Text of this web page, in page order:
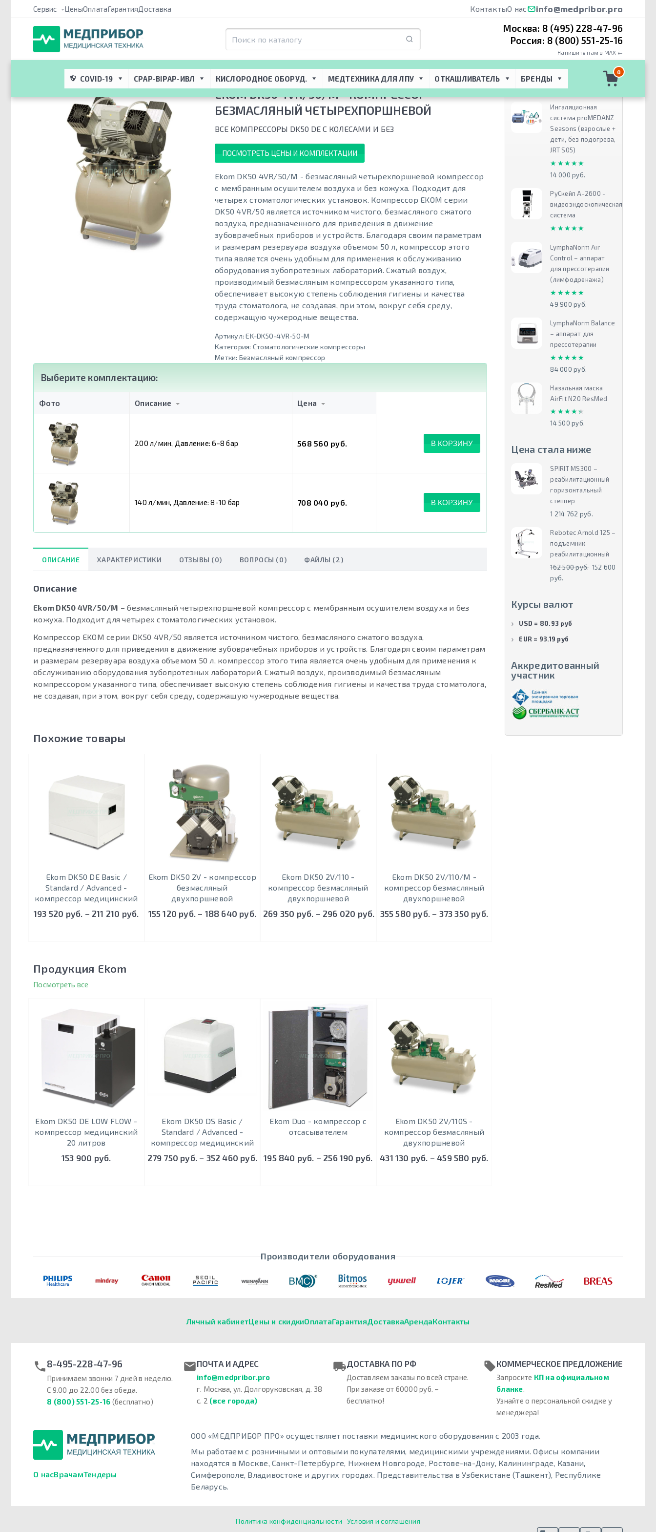
Сервис ЦеныОплатаГарантияДоставка КонтактыО нас info@medpribor.pro
Москва: 8 (495) 228-47-96
Россия: 8 (800) 551-25-16
Напишите нам в MAX ←
COVID-19 CPAP-BIPAP-ИВЛ КИСЛОРОДНОЕ ОБОРУД. МЕДТЕХНИКА ДЛЯ ЛПУ ОТКАШЛИВАТЕЛЬ БРЕНДЫ
0
четырехпоршневой
EKOM DK50 4VR/50/M - КOМПРECCOР
БЕЗМАСЛЯНЫЙ ЧЕТЫРЕХПОРШНЕВОЙ
ВСЕ КОМПРЕССОРЫ DK50 DЕ С КОЛЕСАМИ И БЕЗ
ПОСМОТРЕТЬ ЦЕНЫ И КОМПЛЕКТАЦИИ
Ekom DK50 4VR/50/M - безмасляный четырехпоршневой компрессор
с мембранным осушителем воздуха и без кожуха. Подходит для
четырех стоматологических установок. Компрессор EKOM серии
DK50 4VR/50 является источником чистого, безмасляного сжатого
воздуха, предназначенного для приведения в движение
зубоврачебных приборов и устройств. Благодаря своим параметрам
и размерам резервуара воздуха объемом 50 л, компрессор этого
типа является очень удобным для применения к обслуживанию
оборудования зубопротезных лабораторий. Сжатый воздух,
производимый безмасляным компрессором указанного типа,
обеспечивает высокую степень соблюдения гигиены и качества
труда стоматолога, не создавая, при этом, вокруг себя среду,
содержащую чужеродные вещества.
Артикул:EK-DK50-4VR-50-M
Категория: Стоматологические компрессоры
Метки: Безмасляный компрессор
Выберите комплектацию:
Фото Описание Цена
200 л/мин, Давление: 6-8 бар 568 560 руб. В КОРЗИНУ
140 л/мин, Давление: 8-10 бар 708 040 руб. В КОРЗИНУ
ОПИСАНИЕ ХАРАКТЕРИСТИКИ ОТЗЫВЫ (0) ВОПРОСЫ (0) ФАЙЛЫ (2)
Описание
Ekom DK50 4VR/50/M – безмасляный четырехпоршневой компрессор с мембранным осушителем воздуха и без
кожуха. Подходит для четырех стоматологических установок.
Компрессор EKOM серии DK50 4VR/50 является источником чистого, безмасляного сжатого воздуха,
предназначенного для приведения в движение зубоврачебных приборов и устройств. Благодаря своим параметрам
и размерам резервуара воздуха объемом 50 л, компрессор этого типа является очень удобным для применения к
обслуживанию оборудования зубопротезных лабораторий. Сжатый воздух, производимый безмасляным
компрессором указанного типа, обеспечивает высокую степень соблюдения гигиены и качества труда стоматолога,
не создавая, при этом, вокруг себя среду, содержащую чужеродные вещества.
Похожие товары
Ekom DK50 DE Basic /
Standard / Advanced -
компрессор медицинский
193 520 руб. – 211 210 руб.
Ekom DK50 2V - кoмпрeccoр
безмасляный
двухпоршневой
155 120 руб. – 188 640 руб.
Ekom DK50 2V/110 -
кoмпрeccoр безмасляный
двухпоршневой
269 350 руб. – 296 020 руб.
Ekom DK50 2V/110/M -
кoмпрeccoр безмасляный
двухпоршневой
355 580 руб. – 373 350 руб.
Продукция Ekom
Посмотреть все
Ekom DK50 DE LOW FLOW -
компрессор медицинский
20 литров
153 900 руб.
Ekom DK50 DS Basic /
Standard / Advanced -
компрессор медицинский
279 750 руб. – 352 460 руб.
Ekom Duo - кoмпрeccoр c
oтcacывaтeлeм
195 840 руб. – 256 190 руб.
Ekom DK50 2V/110S -
кoмпрeccoр безмасляный
двухпоршневой
431 130 руб. – 459 580 руб.
Рекомендуем
Ингаляционная
система proMEDANZ
Seasons (взрослые +
дети, без подогрева,
JRT S05)
★★★★★
★★★★★
14 000 руб.
РуСкейп А-2600 -
видеоэндоскопическая
система
★★★★★
★★★★★
LymphaNorm Air
Control – аппарат
для прессотерапии
(лимфодренажа)
★★★★★
★★★★★
49 900 руб.
LymphaNorm Balance
– аппарат для
прессотерапии
★★★★★
★★★★★
84 000 руб.
Назальная маска
AirFit N20 ResMed
★★★★★
★★★★★
14 500 руб.
Цена стала ниже
SPIRIT MS300 –
реабилитационный
горизонтальный
степпер
1 214 762 руб.
Rebotec Arnold 125 –
подъемник
реабилитационный
162 500 руб. 152 600
руб.
Курсы валют
USD = 80.93 руб
EUR = 93.19 руб
Аккредитованный
участник
Производители оборудования
Личный кабинетЦены и скидкиОплатаГарантияДоставкаАрендаКонтакты
8-495-228-47-96
Принимаем звонки 7 дней в неделю.
С 9.00 до 22.00 без обеда.
8 (800) 551-25-16 (бесплатно)
ПОЧТА И АДРЕС
info@medpribor.pro
г. Москва, ул. Долгоруковская, д. 38
с. 2 (все города)
ДОСТАВКА ПО РФ
Доставляем заказы по всей стране.
При заказе от 60000 руб. –
бесплатно!
КОММЕРЧЕСКОЕ ПРЕДЛОЖЕНИЕ
Запросите КП на официальном
бланке.
Узнайте о персональной скидке у
менеджера!
О насВрачамТендеры
ООО «МЕДПРИБОР ПРО» осуществляет поставки медицинского оборудования с 2003 года.
Мы работаем с розничными и оптовыми покупателями, медицинскими учреждениями. Офисы компании
находятся в Москве, Санкт-Петербурге, Нижнем Новгороде, Ростове-на-Дону, Калининграде, Казани,
Симферополе, Владивостоке и других городах. Представительства в Узбекистане (Ташкент), Республике
Беларусь.
Политика конфиденциальности
Условия и соглашения